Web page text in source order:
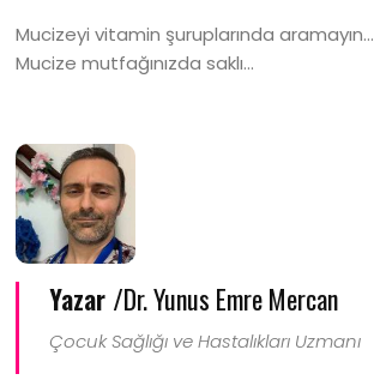
Mucizeyi vitamin şuruplarında aramayın…
Mucize mutfağınızda saklı…
Yazar /Dr. Yunus Emre Mercan
Çocuk Sağlığı ve Hastalıkları Uzmanı